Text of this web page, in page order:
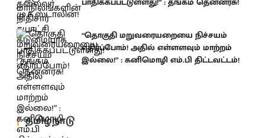
“தொகுதி மறுவரையறையை நிச்சயம்
எதிர்ப்போம்! அதில் எள்ளளவும் மாற்றம்
இல்லை!” : கனிமொழி எம்.பி திட்டவட்டம்!
தமிழ்நாடு